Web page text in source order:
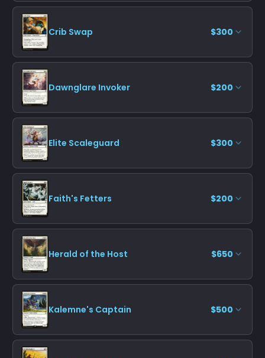
Crib Swap $300
Dawnglare Invoker $200
Elite Scaleguard $300
Faith's Fetters $200
Herald of the Host $650
Kalemne's Captain $500